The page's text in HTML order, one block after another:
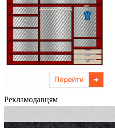
Рекламодавцям